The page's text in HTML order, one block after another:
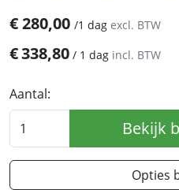
€280,00 /1 dag excl. BTW
€338,80 / 1 dag incl. BTW
Aantal:
Bekijk
Opties